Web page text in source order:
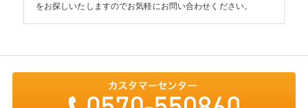
をお探しいたしますのでお気軽にお問い合わせください。